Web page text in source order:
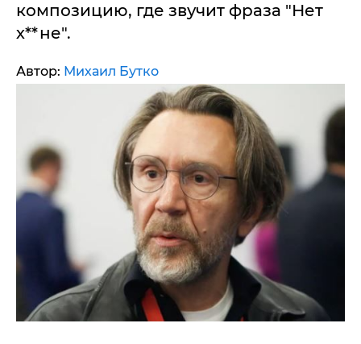
композицию, где звучит фраза "Нет
х**не".
Автор: Михаил Бутко